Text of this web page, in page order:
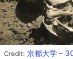
Credit: 京都大学 –